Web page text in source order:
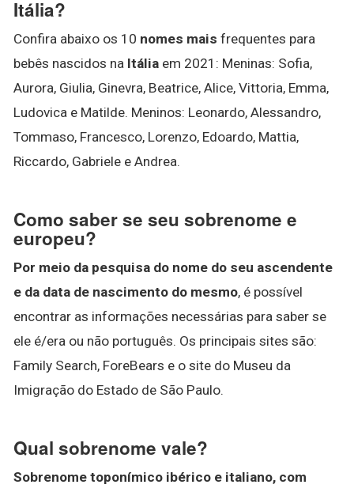
Itália?
Confira abaixo os 10 nomes mais frequentes para
bebês nascidos na Itália em 2021: Meninas: Sofia,
Aurora, Giulia, Ginevra, Beatrice, Alice, Vittoria, Emma,
Ludovica e Matilde. Meninos: Leonardo, Alessandro,
Tommaso, Francesco, Lorenzo, Edoardo, Mattia,
Riccardo, Gabriele e Andrea.
Como saber se seu sobrenome e
europeu?
Por meio da pesquisa do nome do seu ascendente
e da data de nascimento do mesmo, é possível
encontrar as informações necessárias para saber se
ele é/era ou não português. Os principais sites são:
Family Search, ForeBears e o site do Museu da
Imigração do Estado de São Paulo.
Qual sobrenome vale?
Sobrenome toponímico ibérico e italiano, com